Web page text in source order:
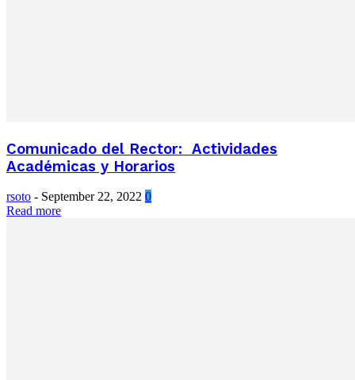
Comunicado del Rector: Actividades
Académicas y Horarios
rsoto - September 22, 2022 0
Read more